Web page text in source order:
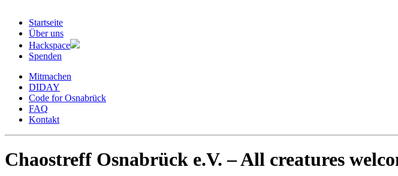
Startseite
Über uns
Hackspace
Spenden
Mitmachen
DIDAY
Code for Osnabrück
FAQ
Kontakt
Chaostreff Osnabrück e.V. – All creatures